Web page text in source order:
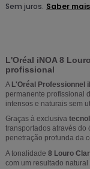
L'Oréal iNOA 8
profissional
A L'Oréal Professionnel
permanente profissional
intensos e naturais sem
Graças à exclusiva
transportados através do
penetração profunda da
A tonalidade 8 Louro
com um resultado natural